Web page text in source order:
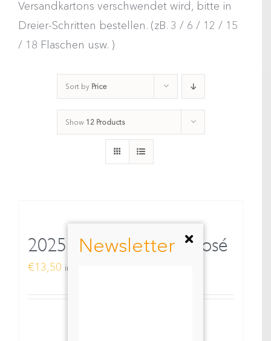
Versandkartons verschwendet wird, bitte in
Dreier-Schritten bestellen. (zB. 3 / 6 / 12 / 15
/ 18 Flaschen usw. )
Sort by Price
Show 12 Products
2025 WOMANIZER Rosé
€13,50 inkl. MwSt.
Newsletter